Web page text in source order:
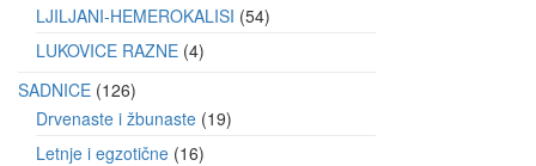
LJILJANI-HEMEROKALISI 54
LUKOVICE RAZNE 4
SADNICE 126
Drvenaste i žbunaste 19
Letnje i egzotične 16